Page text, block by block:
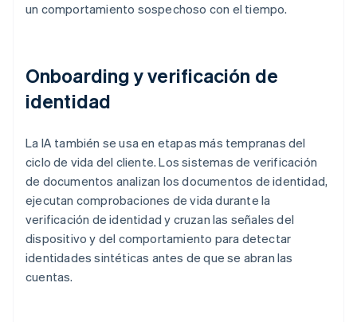
un comportamiento sospechoso con el tiempo.
Onboarding y verificación de
identidad
La IA también se usa en etapas más tempranas del
ciclo de vida del cliente. Los sistemas de verificación
de documentos analizan los documentos de identidad,
ejecutan comprobaciones de vida durante la
verificación de identidad y cruzan las señales del
dispositivo y del comportamiento para detectar
identidades sintéticas antes de que se abran las
cuentas.